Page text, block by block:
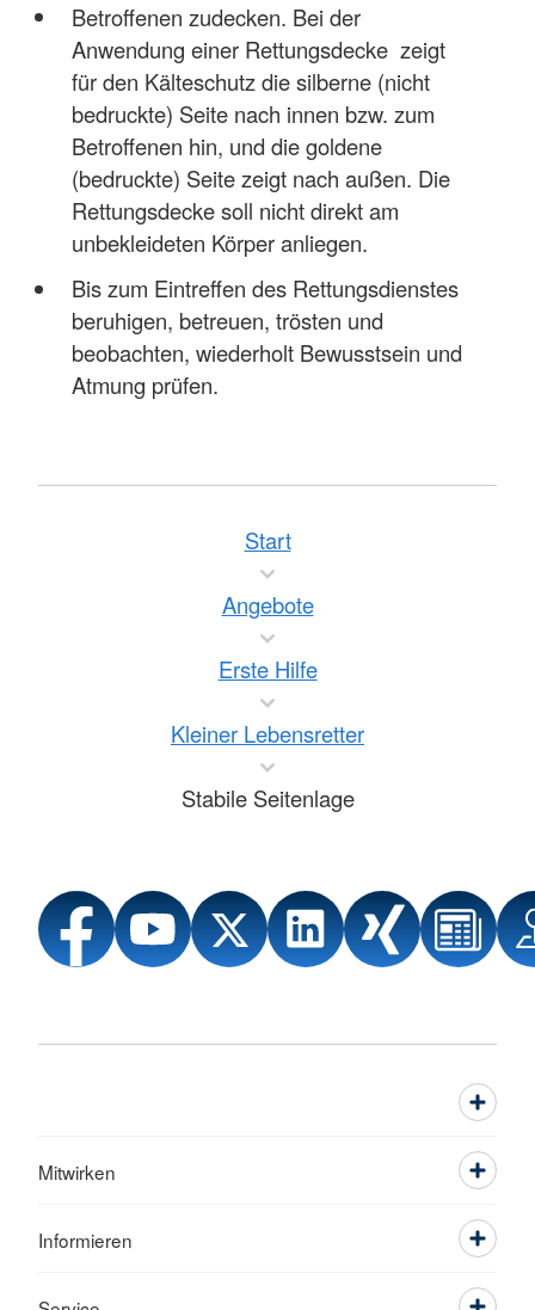
Betroffenen zudecken. Bei der
Anwendung einer Rettungsdecke zeigt
für den Kälteschutz die silberne (nicht
bedruckte) Seite nach innen bzw. zum
Betroffenen hin, und die goldene
(bedruckte) Seite zeigt nach außen. Die
Rettungsdecke soll nicht direkt am
unbekleideten Körper anliegen.
Bis zum Eintreffen des Rettungsdienstes
beruhigen, betreuen, trösten und
beobachten, wiederholt Bewusstsein und
Atmung prüfen.
Start
Angebote
Erste Hilfe
Kleiner Lebensretter
Stabile Seitenlage
Mitwirken
Informieren